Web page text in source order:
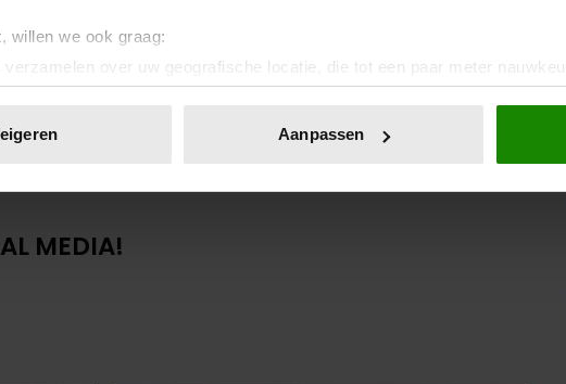
willen we ook graag:
verzamelen over uw geografische locatie, die tot een paar meter
identificeren door het actief te scannen op specifieke eigenschappen
moment wijzigen of intrekken in de Cookieverklaring.
om content en advertenties te personaliseren, om functies voor
analyseren. Ook delen we informatie over uw gebruik van onze site met
en analyse. Deze partners kunnen deze gegevens combineren met
Aanpassen
MEDIA!